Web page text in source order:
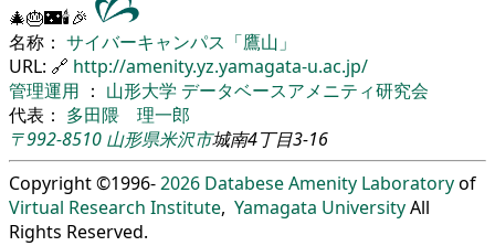
🎄🎂🌃🕯🎉
名称： サイバーキャンパス「鷹山」
URL: 🔗 http://amenity.yz.yamagata-u.ac.jp/
管理運用 ： 山形大学 データベースアメニティ研究会
代表： 多田隈 理一郎
〒992-8510 山形県米沢市城南4丁目3-16
Copyright ©1996-2026 Databese Amenity Laboratoryof
Virtual Research Institute, Yamagata UniversityAll
Rights Reserved.